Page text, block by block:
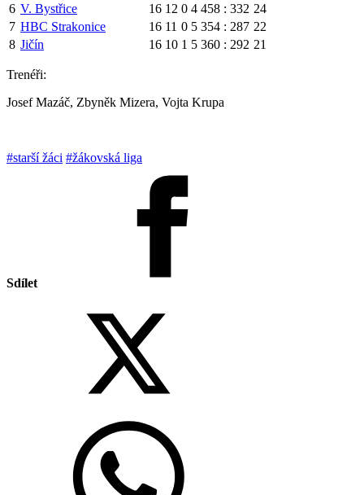
6 V. Bystřice 16 12 0 4 458 : 332 24
7 HBC Strakonice 16 11 0 5 354 : 287 22
8 Jičín 16 10 1 5 360 : 292 21
Trenéři:
Josef Mazáč, Zbyněk Mizera, Vojta Krupa
#starší žáci #žákovská liga
Sdílet